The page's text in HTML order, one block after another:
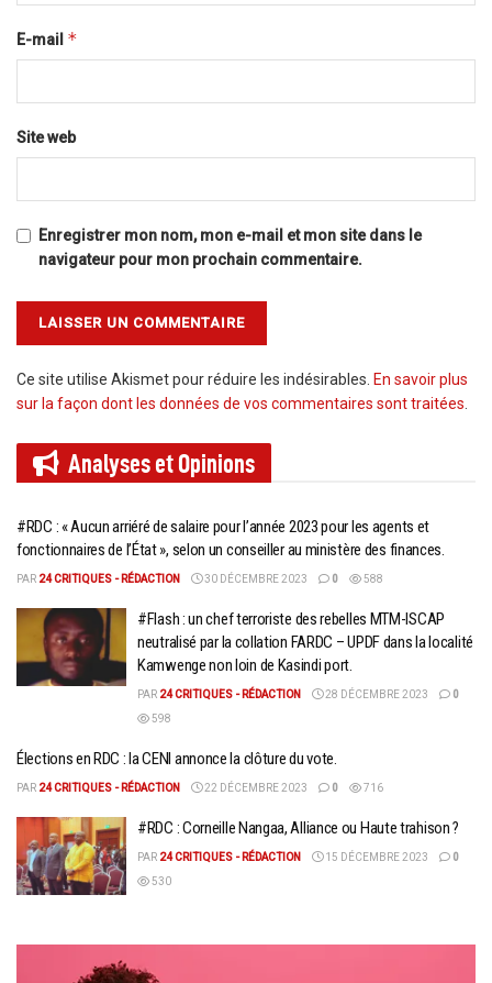
E-mail *
Site web
Enregistrer mon nom, mon e-mail et mon site dans le
navigateur pour mon prochain commentaire.
Ce site utilise Akismet pour réduire les indésirables. En savoir plus
sur la façon dont les données de vos commentaires sont traitées
Analyses etOpinions
#RDC : « Aucun arriéré de salaire pour l’année 2023 pour les agents et
fonctionnaires de l’État », selon un conseiller au ministère des finances.
PAR 24 CRITIQUES - RÉDACTION 30 DÉCEMBRE 2023 0 588
#Flash : un chef terroriste des rebelles MTM-ISCAP
neutralisé par la collation FARDC – UPDF dans la localité
Kamwenge non loin de Kasindi port.
PAR 24 CRITIQUES - RÉDACTION 28 DÉCEMBRE 2023
0
598
Élections en RDC : la CENI annonce la clôture du vote.
PAR 24 CRITIQUES - RÉDACTION 22 DÉCEMBRE 2023 0 716
#RDC : Corneille Nangaa, Alliance ou Haute trahison ?
PAR 24 CRITIQUES - RÉDACTION 15 DÉCEMBRE 2023
0
530